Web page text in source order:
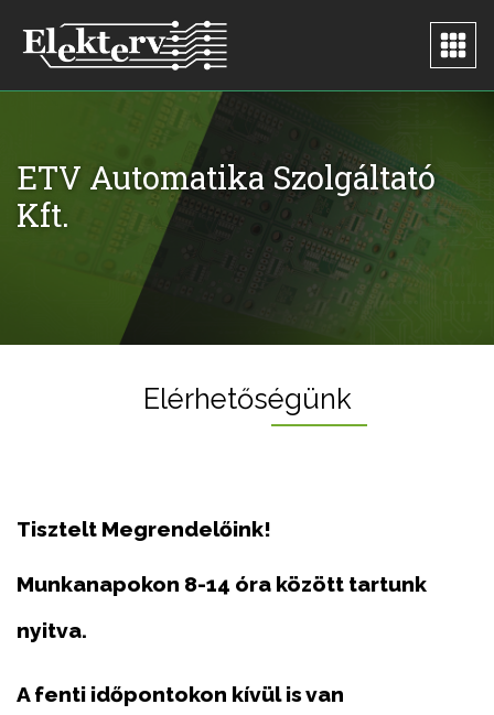
ETV Automatika Szolgáltató
Kft.
Elérhetőségünk
Tisztelt Megrendelőink!
Munkanapokon 8-14 óra között tartunk
nyitva.
A fenti időpontokon kívül is van